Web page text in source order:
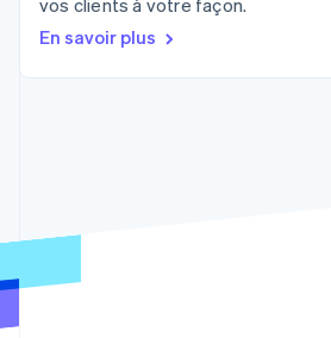
Découvrez les prochaines évolutions
Radar
Prévention de la fraude
Commerce en ligne
vos clients à votre façon.
En savoir plus